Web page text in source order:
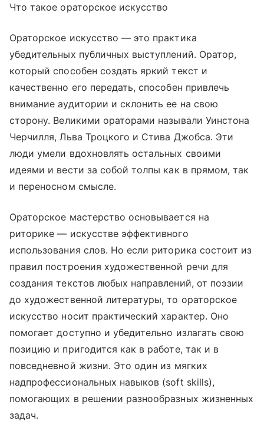
Что такое ораторское искусство
Ораторское искусство — это практика
убедительных публичных выступлений. Оратор,
который способен создать яркий текст и
качественно его передать, способен привлечь
внимание аудитории и склонить ее на свою
сторону. Великими ораторами называли Уинстона
Черчилля, Льва Троцкого и Стива Джобса. Эти
люди умели вдохновлять остальных своими
идеями и вести за собой толпы как в прямом, так
и переносном смысле.
Ораторское мастерство основывается на
риторике — искусстве эффективного
использования слов. Но если риторика состоит из
правил построения художественной речи для
создания текстов любых направлений, от поэзии
до художественной литературы, то ораторское
искусство носит практический характер. Оно
помогает доступно и убедительно излагать свою
позицию и пригодится как в работе, так и в
повседневной жизни. Это один из мягких
надпрофессиональных навыков (soft skills),
помогающих в решении разнообразных жизненных
задач.